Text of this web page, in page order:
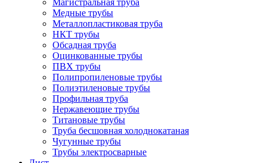
Магистральная труба
Медные трубы
Металлопластиковая труба
НКТ трубы
Обсадная труба
Оцинкованные трубы
ПВХ трубы
Полипропиленовые трубы
Полиэтиленовые трубы
Профильная труба
Нержавеющие трубы
Титановые трубы
Труба бесшовная холоднокатаная
Чугунные трубы
Трубы электросварные